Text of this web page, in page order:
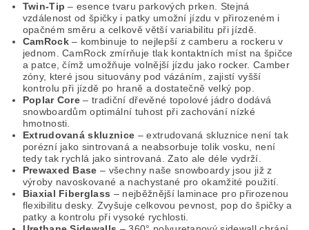
Twin-Tip – esence tvaru parkových prken. Stejná
vzdálenost od špičky i patky umožní jízdu v přirozeném i
opačném směru a celkově větší variabilitu při jízdě.
CamRock – kombinuje to nejlepší z camberu a rockeru v
jednom. CamRock zmírňuje tlak kontaktních míst na špičce
a patce, čímž umožňuje volnější jízdu jako rocker. Camber
zóny, které jsou situovány pod vázáním, zajistí vyšší
kontrolu při jízdě po hraně a dostatečně velký pop.
Poplar Core – tradiční dřevěné topolové jádro dodává
snowboardům optimální tuhost při zachování nízké
hmotnosti.
Extrudovaná skluznice – extrudovaná skluznice není tak
porézní jako sintrovaná a neabsorbuje tolik vosku, není
tedy tak rychlá jako sintrovaná. Zato ale déle vydrží.
Prewaxed Base – všechny naše snowboardy jsou již z
výroby navoskované a nachystané pro okamžité použití.
Biaxial Fiberglass – nejběžnější laminace pro přirozenou
flexibilitu desky. Zvyšuje celkovou pevnost, pop do špičky a
patky a kontrolu při vysoké rychlosti.